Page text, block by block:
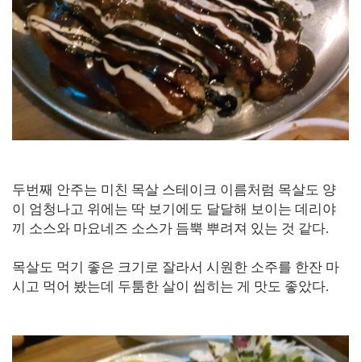
두번째 안주는 미친 목살 스테이크 이름처럼 목살도 양
이 엄청나고 위에는 딱 보기에도 달달해 보이는 데리야
끼 소스와 마요네즈 소스가 듬뿍 뿌려져 있는 것 같다.
목살도 먹기 좋은 크기로 잘라서 시원한 소주를 한잔 마
시고 먹어 봤는데 두툼한 살이 씹히는 게 맛도 좋았다.